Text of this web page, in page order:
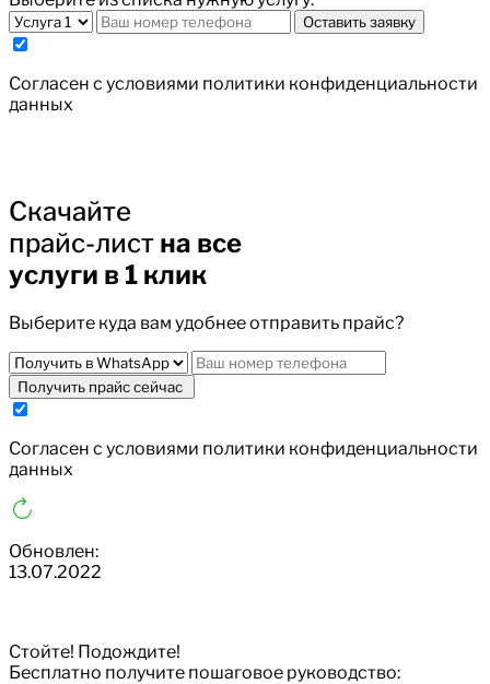
Оставить заявку
Cогласен с условиями политики конфиденциальности
данных
Скачайте
прайс-лист на все
услуги в 1 клик
Выберите куда вам удобнее отправить прайс?
Получить прайс сейчас
Cогласен с условиями политики конфиденциальности
данных
Обновлен:
13.07.2022
Стойте! Подождите!
Бесплатно получите пошаговое руководство: